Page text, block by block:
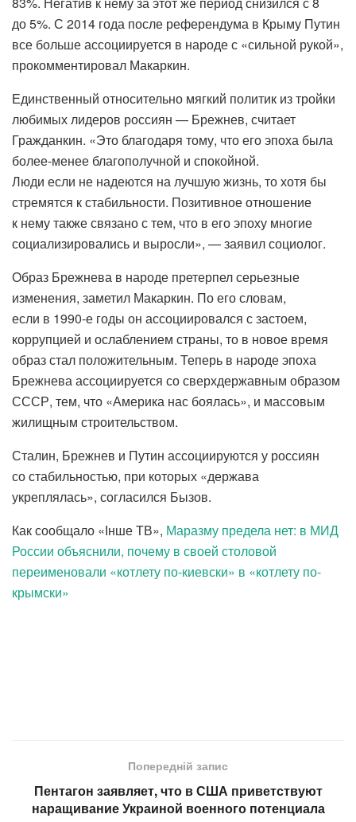
до 5%. С 2014 года после референдума в Крыму Путин
все больше ассоциируется в народе с «сильной рукой»,
прокомментировал Макаркин.
Единственный относительно мягкий политик из тройки
любимых лидеров россиян — Брежнев, считает
Гражданкин. «Это благодаря тому, что его эпоха была
более-менее благополучной и спокойной.
Люди если не надеются на лучшую жизнь, то хотя бы
стремятся к стабильности. Позитивное отношение
к нему также связано с тем, что в его эпоху многие
социализировались и выросли», — заявил социолог.
Образ Брежнева в народе претерпел серьезные
изменения, заметил Макаркин. По его словам,
если в 1990-е годы он ассоциировался с застоем,
коррупцией и ослаблением страны, то в новое время
образ стал положительным. Теперь в народе эпоха
Брежнева ассоциируется со сверхдержавным образом
СССР, тем, что «Америка нас боялась», и массовым
жилищным строительством.
Сталин, Брежнев и Путин ассоциируются у россиян
со стабильностью, при которых «держава
укреплялась», согласился Бызов.
Как сообщало «Інше ТВ», Маразму предела нет: в МИД
России объяснили, почему в своей столовой
переименовали «котлету по-киевски» в «котлету по-
крымски»
Попередній запис
Пентагон заявляет, что в США приветствуют
наращивание Украиной военного потенциала